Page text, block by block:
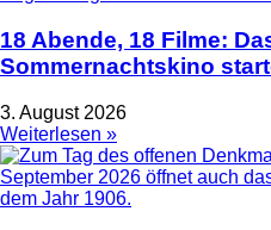
18 Abende, 18 Filme:
Sommernachtskino
3. August 2026
Weiterlesen »